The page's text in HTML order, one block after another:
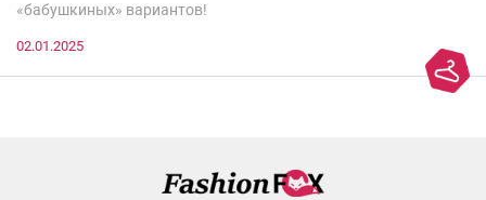
«бабушкиных» вариантов!
02.01.2025